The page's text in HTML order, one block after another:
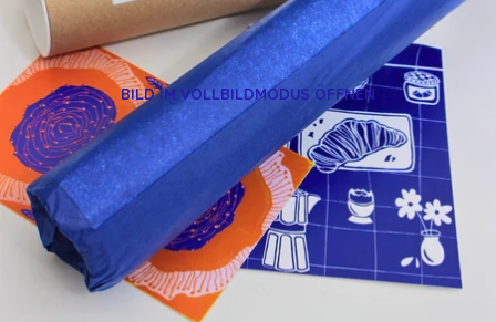
BILD IM VOLLBILDMODUS ÖFFNEN